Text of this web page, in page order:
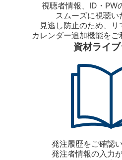
視聴者情報、ID・PW
スムーズに視聴い
見逃し防止のため、リ
カレンダー追加機能をご
資材ライ
発注履歴をご確認
発注者情報の入力